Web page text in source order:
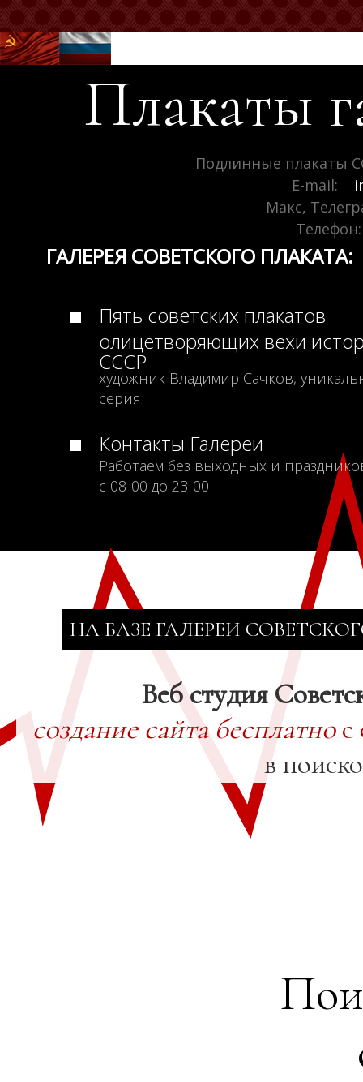
Плакаты
Подлинные плакаты
E-mail:
Макс,
Телефон:
ГАЛЕРЕЯ СОВЕТСКОГО ПЛАКАТА:
Пять советских плакатов
олицетворяющих вехи
СССР
художник Владимир Сачков,
серия
Контакты Галереи
Работаем без выходных и
с 08-00 до 23-00
НА БАЗЕ ГАЛЕРЕИ
Веб студия
создание сайта бесплатнос
в